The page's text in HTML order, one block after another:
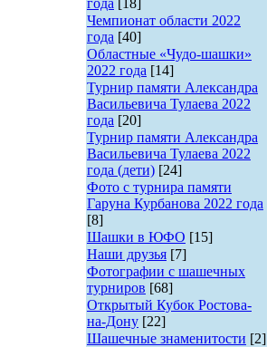
года [18]
Чемпионат области 2022
года [40]
Областные «Чудо-шашки»
2022 года [14]
Турнир памяти Александра
Васильевича Тулаева 2022
года [20]
Турнир памяти Александра
Васильевича Тулаева 2022
года (дети) [24]
Фото с турнира памяти
Гаруна Курбанова 2022 года
[8]
Шашки в ЮФО [15]
Наши друзья [7]
Фотографии с шашечных
турниров [68]
Открытый Кубок Ростова-
на-Дону [22]
Шашечные знаменитости [2]